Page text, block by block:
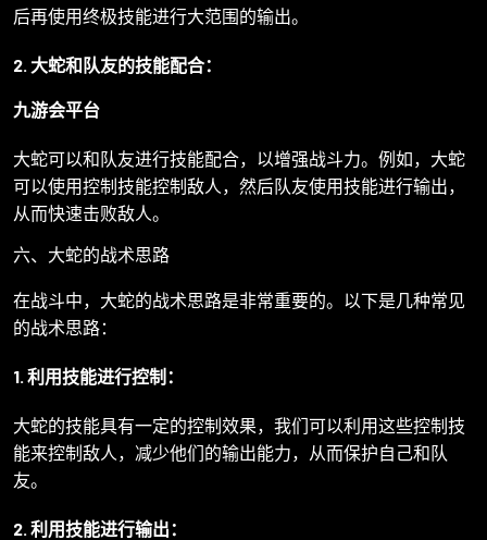
后再使用终极技能进行大范围的输出。
2. 大蛇和队友的技能配合：
九游会平台
大蛇可以和队友进行技能配合，以增强战斗力。例如，大蛇
可以使用控制技能控制敌人，然后队友使用技能进行输出，
从而快速击败敌人。
六、大蛇的战术思路
在战斗中，大蛇的战术思路是非常重要的。以下是几种常见
的战术思路：
1. 利用技能进行控制：
大蛇的技能具有一定的控制效果，我们可以利用这些控制技
能来控制敌人，减少他们的输出能力，从而保护自己和队
友。
2. 利用技能进行输出：